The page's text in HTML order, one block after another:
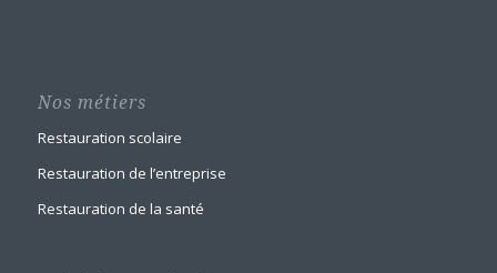
Nos métiers
Restauration scolaire
Restauration de l’entreprise
Restauration de la santé